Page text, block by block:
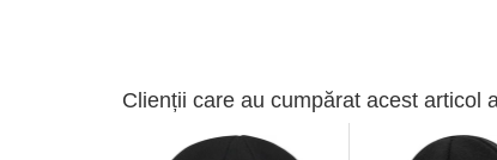
Clienții care au cumpărat acest articol